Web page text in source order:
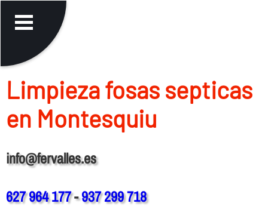
Limpieza fosas septicas
en Montesquiu
info@fervalles.es
627 964 177-937 299 718